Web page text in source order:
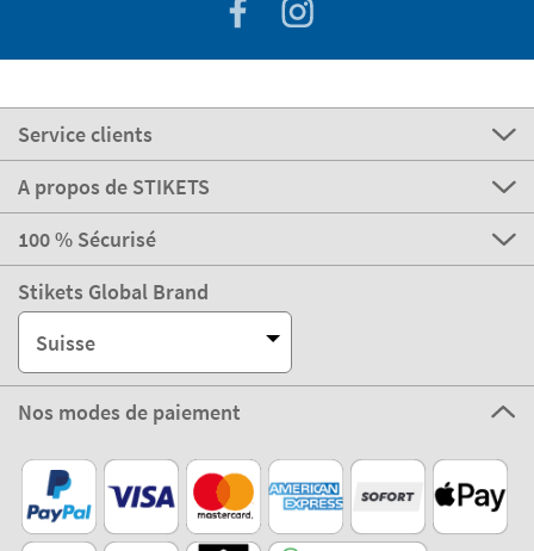
Service clients
A propos de STIKETS
100 % Sécurisé
Stikets Global Brand
Suisse
Nos modes de paiement